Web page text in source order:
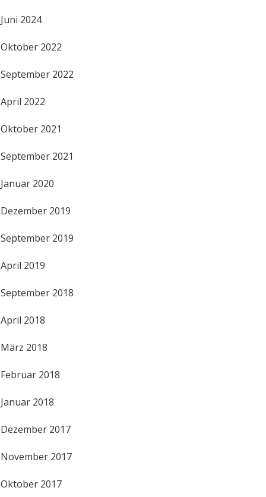
Juni 2024
Oktober 2022
September 2022
April 2022
Oktober 2021
September 2021
Januar 2020
Dezember 2019
September 2019
April 2019
September 2018
April 2018
März 2018
Februar 2018
Januar 2018
Dezember 2017
November 2017
Oktober 2017